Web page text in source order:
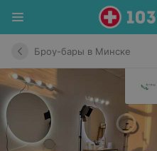
Броу-бары в Минске